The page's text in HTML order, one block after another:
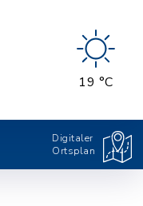
19 °C
Digitaler
Ortsplan